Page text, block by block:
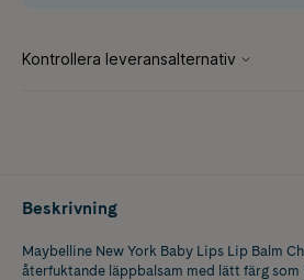
Beskrivning
Maybelline New York Baby Lips Lip Balm
återfuktande läppbalsam med lätt färg